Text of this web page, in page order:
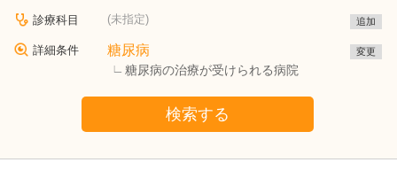
診療科目 (未指定) 追加
詳細条件 糖尿病
糖尿病の治療が受けられる病院
変更
検索する